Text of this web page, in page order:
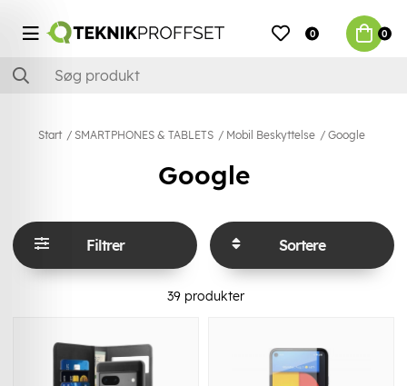
0 0
Start SMARTPHONES & TABLETS Mobil Beskyttelse Google
Google
Filtrer Sortere
39produkter